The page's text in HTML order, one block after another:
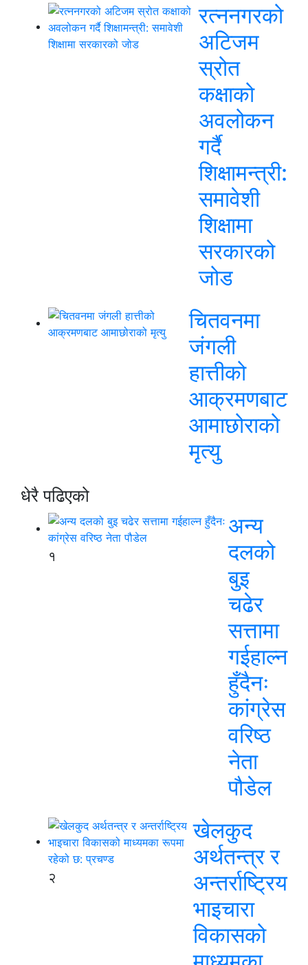
रत्ननगरको
अटिजम
स्रोत
कक्षाको
अवलोकन
गर्दै
शिक्षामन्त्री:
समावेशी
शिक्षामा
सरकारको
जोड
चितवनमा
जंगली
हात्तीको
आक्रमणबाट
आमाछोराको
मृत्यु
धेरै पढिएको
१
अन्य
दलको
बुइ
चढेर
सत्तामा
गईहाल्न
हुँदैनः
कांग्रेस
वरिष्ठ
नेता
पौडेल
२
खेलकुद
अर्थतन्त्र र
अन्तर्राष्ट्रिय
भाइचारा
विकासको